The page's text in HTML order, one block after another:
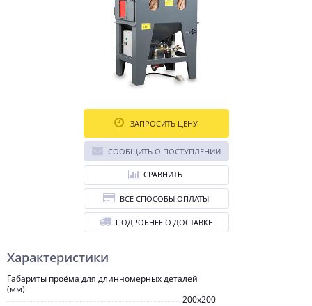
Характеристики
Габариты проёма для длинномерных деталей
(мм)
200х200
ЗАПРОСИТЬ ЦЕНУ
СООБЩИТЬ О ПОСТУПЛЕНИИ
СРАВНИТЬ
ВСЕ СПОСОБЫ ОПЛАТЫ
ПОДРОБНЕЕ О ДОСТАВКЕ